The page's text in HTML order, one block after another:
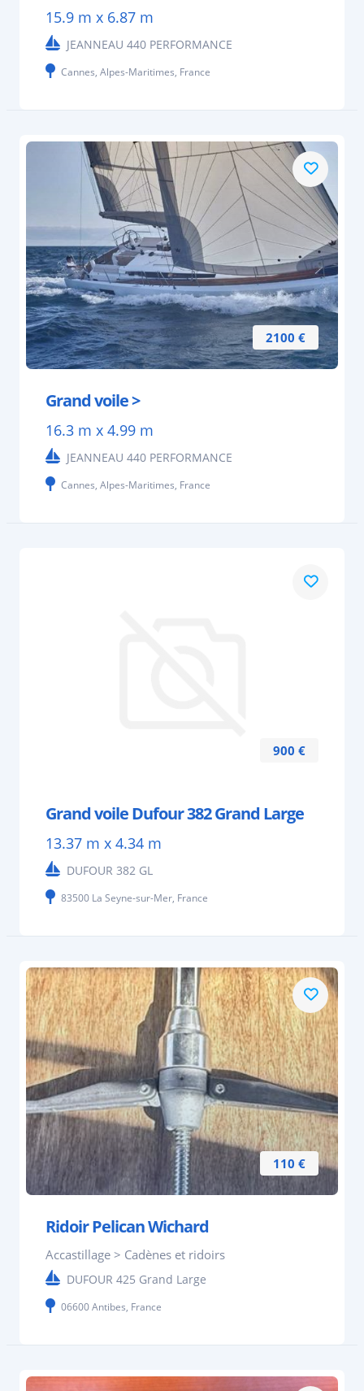
15.9 m x 6.87 m
JEANNEAU 440 PERFORMANCE
Cannes, Alpes-Maritimes, France
2100 €
Grand voile >
16.3 m x 4.99 m
JEANNEAU 440 PERFORMANCE
Cannes, Alpes-Maritimes, France
900 €
Grand voile Dufour 382 Grand Large
13.37 m x 4.34 m
DUFOUR 382 GL
83500 La Seyne-sur-Mer, France
110 €
Ridoir Pelican Wichard
Accastillage > Cadènes et ridoirs
DUFOUR 425 Grand Large
06600 Antibes, France